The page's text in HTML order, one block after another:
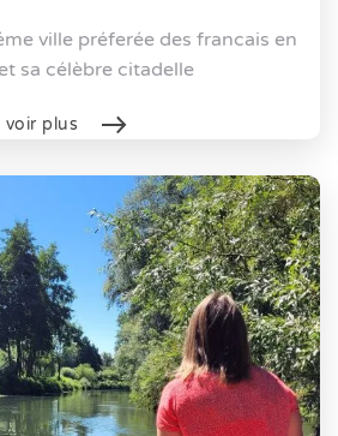
ville préferée des francais en
sa célèbre citadelle
voir plus